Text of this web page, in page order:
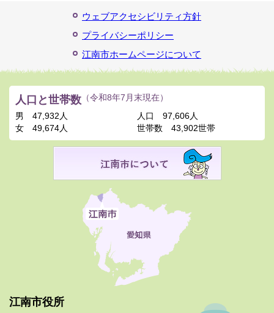
ウェブアクセシビリティ方針
プライバシーポリシー
江南市ホームページについて
江南市役所
人口と世帯数 （令和8年7月末現在）
男
47,932人
女
49,674人
人口
97,606人
世帯数
43,902世帯